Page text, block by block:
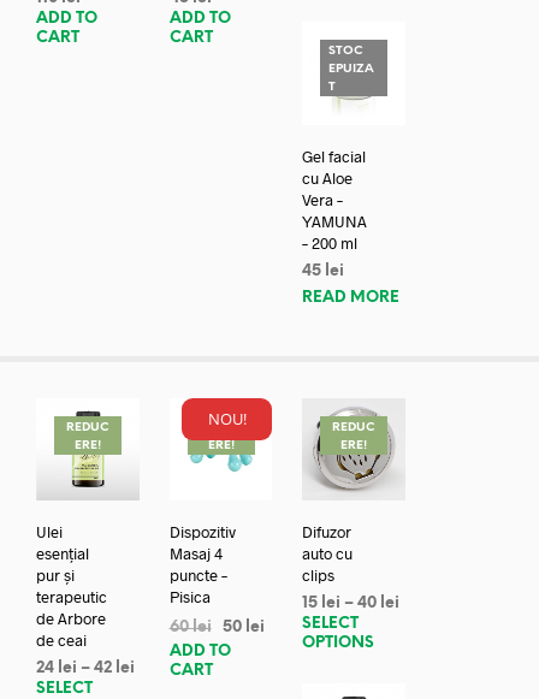
ADD TO
CART
ADD TO
CART
STOC
EPUIZA
T
Gel facial
cu Aloe
Vera –
YAMUNA
– 200 ml
45 lei
READ MORE
REDUC
ERE!
Ulei
esențial
pur și
terapeutic
de Arbore
de ceai
24 lei – 42 lei
SELECT
NOU!
REDUC
ERE!
Dispozitiv
Masaj 4
puncte –
Pisica
60lei 50 lei
ADD TO
CART
REDUC
ERE!
Difuzor
auto cu
clips
15 lei –40 lei
SELECT
OPTIONS